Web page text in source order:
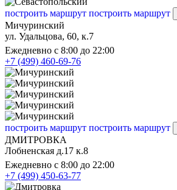
построить маршрут построить маршрут
Мичуринский
ул. Удальцова, 60, к.7
Ежедневно с 8:00 до 22:00
+7 (499) 460-69-76
построить маршрут построить маршрут
ДМИТРОВКА
Лобненская д.17 к.8
Ежедневно с 8:00 до 22:00
+7 (499) 450-63-77